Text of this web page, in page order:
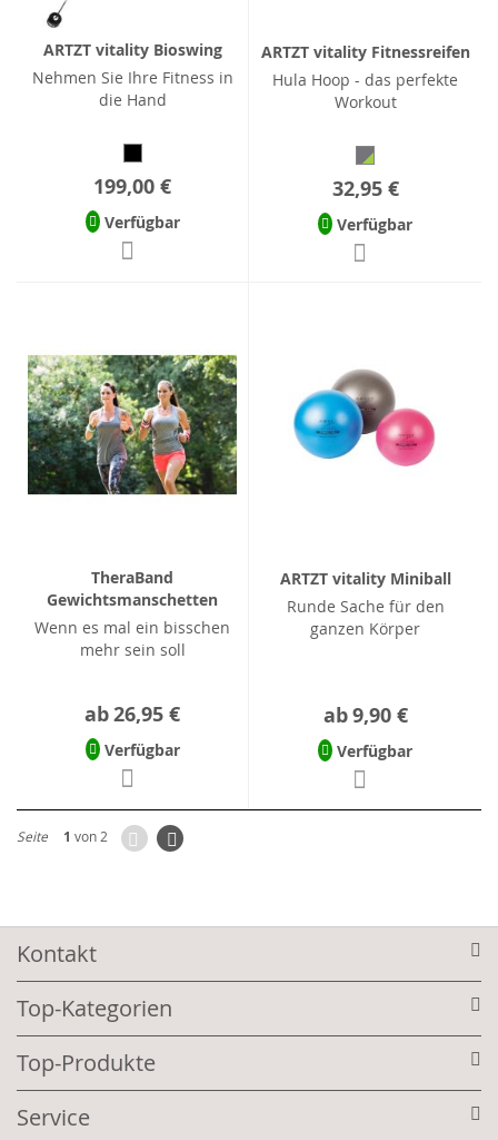
ARTZT vitality Bioswing
Nehmen Sie Ihre Fitness in
die Hand
199,00 €
Verfügbar
ARTZT vitality Fitnessreifen
Hula Hoop - das perfekte
Workout
32,95 €
Verfügbar
TheraBand
Gewichtsmanschetten
Wenn es mal ein bisschen
mehr sein soll
ab26,95 €
Verfügbar
ARTZT vitality Miniball
Runde Sache für den
ganzen Körper
ab9,90 €
Verfügbar
Seite 1 von 2 ZurückSeite
Weiter
Kontakt
Top-Kategorien
Top-Produkte
Service